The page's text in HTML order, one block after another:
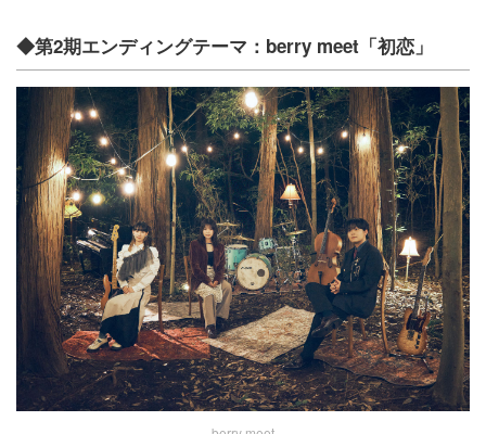
◆第2期エンディングテーマ：berry meet「初恋」